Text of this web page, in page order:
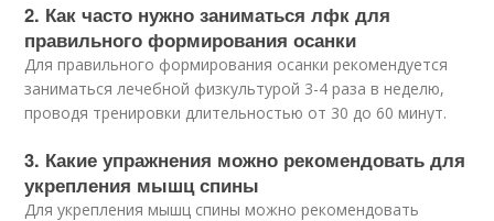
2. Как часто нужно заниматься лфк для
правильного формирования осанки
Для правильного формирования осанки рекомендуется
заниматься лечебной физкультурой 3-4 раза в неделю,
проводя тренировки длительностью от 30 до 60 минут.
3. Какие упражнения можно рекомендовать для
укрепления мышц спины
Для укрепления мышц спины можно рекомендовать